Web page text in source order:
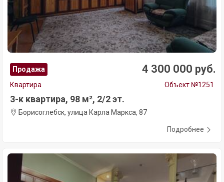
Продажа 4 300 000 руб.
Квартира Объект №1251
3-к квартира, 98 м², 2/2 эт.
Борисоглебск, улица Карла Маркса, 87
Подробнее